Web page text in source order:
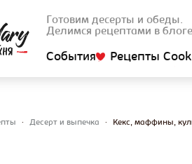
Готовим десерты и обеды.
Делимся рецептами в блоге
События Рецепты
• Десерт и выпечка • Кекс, маффины,